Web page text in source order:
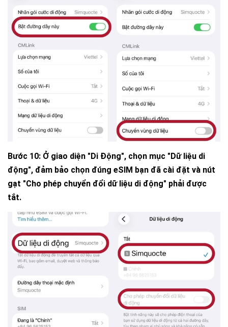
Bước 10: Ở giao diện "Di Động", chọn mục "Dữ liệu di
động", đảm bảo chọn đúng eSIM bạn đã cài đặt và nút
gạt "Cho phép chuyển đổi dữ liệu di động" phải được
tắt.